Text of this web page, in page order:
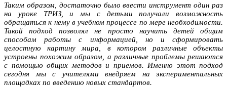
Таким образом, достаточно было ввести инструмент один раз
на уроке ТРИЗ, и мы с детьми получали возможность
обращаться к нему в учебном процессе по мере необходимости.
Такой подход позволял не просто научить детей общим
способам работы с информацией, но и сформировать
целостную картину мира, в котором различные объекты
устроены похожим образом, а различные проблемы решаются
с помощью общих методов и приемов. Именно этот подход
сегодня мы с учителями внедряем на экспериментальных
площадках по введению новых стандартов.